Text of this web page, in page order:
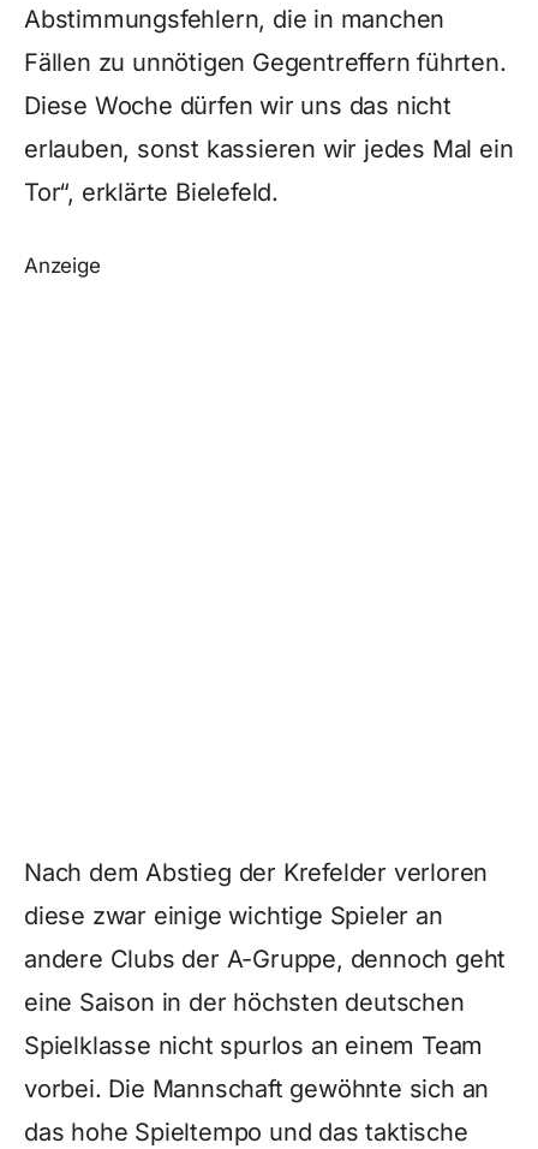
Abstimmungsfehlern, die in manchen
Fällen zu unnötigen Gegentreffern führten.
Diese Woche dürfen wir uns das nicht
erlauben, sonst kassieren wir jedes Mal ein
Tor“, erklärte Bielefeld.
Anzeige
Nach dem Abstieg der Krefelder verloren
diese zwar einige wichtige Spieler an
andere Clubs der A-Gruppe, dennoch geht
eine Saison in der höchsten deutschen
Spielklasse nicht spurlos an einem Team
vorbei. Die Mannschaft gewöhnte sich an
das hohe Spieltempo und das taktische